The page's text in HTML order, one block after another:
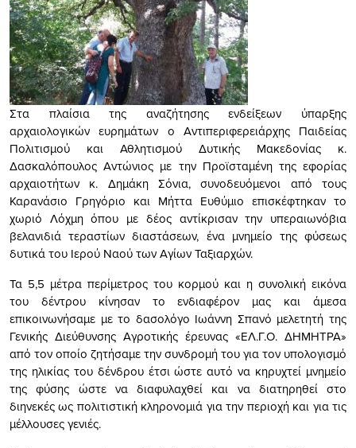
Στα πλαίσια της αναζήτησης ενδείξεων ύπαρξης
αρχαιολογικών ευρημάτων ο Αντιπεριφερειάρχης Παιδείας
Πολιτισμού και Αθλητισμού Δυτικής Μακεδονίας κ.
Δασκαλόπουλος Αντώνιος με την Προϊσταμένη της εφορίας
αρχαιοτήτων κ. Δημάκη Σόνια, συνοδευόμενοι από τους
Καρανάσιο Γρηγόριο και Μήττα Ευθύμιο επισκέφτηκαν το
χωριό Λόχμη όπου με δέος αντίκρισαν την υπεραιωνόβια
βελανιδιά τεραστίων διαστάσεων, ένα μνημείο της φύσεως
δυτικά του Ιερού Ναού των Αγίων Ταξιαρχών.
Τα 5,5 μέτρα περίμετρος του κορμού και η συνολική εικόνα
του δέντρου κίνησαν το ενδιαφέρον μας και άμεσα
επικοινωνήσαμε με το δασολόγο Ιωάννη Σπανό μελετητή της
Γενικής Διεύθυνσης Αγροτικής έρευνας «ΕΛ.Γ.Ο. ΔΗΜΗΤΡΑ»
από τον οποίο ζητήσαμε την συνδρομή του για τον υπολογισμό
της ηλικίας του δένδρου έτσι ώστε αυτό να κηρυχτεί μνημείο
της φύσης ώστε να διαφυλαχθεί και να διατηρηθεί στο
διηνεκές ως πολιτιστική κληρονομιά για την περιοχή και για τις
μέλλουσες γενιές.